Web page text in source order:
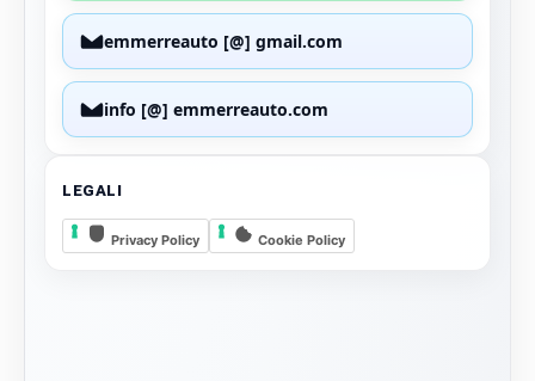
emmerreauto [@] gmail.com
info [@] emmerreauto.com
LEGALI
Privacy Policy Cookie Policy